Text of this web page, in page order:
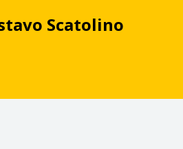
Scatolino